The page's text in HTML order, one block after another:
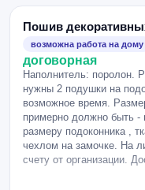
Пошив
возможна работа на дому
договорная
Наполнитель: поролон.
нужны 2 подушки на
возможное время.
примерно должно быть
размеру подоконника ,
чехлом на замочке. На
счету от организации.